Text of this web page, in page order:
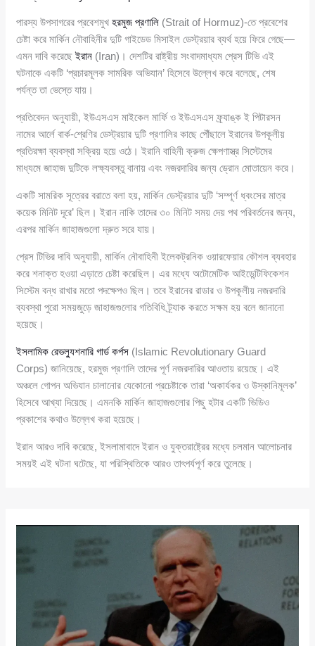
পারস্য উপসাগরের প্রবেশমুখহরমুজ প্রণালি (Strait of Hormuz)-তে প্রবেশের
চেষ্টা করে মার্কিন নৌবাহিনীর দুটি গাইডেড মিসাইল ডেস্ট্রয়ার ব্যর্থ হয়ে ফিরে গেছে—
এমন দাবি করেছেইরান (Iran)। দেশটির রাষ্ট্রীয় সংবাদমাধ্যম প্রেস টিভি এই
ঘটনাকে একটি ‘প্রচারমূলক সামরিক অভিযান’ হিসেবে উল্লেখ করে বলেছে, শেষ
পর্যন্ত তা ভেস্তে যায়।
প্রতিবেদন অনুযায়ী, ইউএসএস মাইকেল মার্ফি ও ইউএসএস ফ্র্যাঙ্ক ই পিটারসন
নামের আর্লে বার্ক-শ্রেণির ডেস্ট্রয়ার দুটি প্রণালির কাছে পৌঁছালে ইরানের উপকূলীয়
প্রতিরক্ষা ব্যবস্থা সক্রিয় হয়ে ওঠে। ইরানি বাহিনী ক্রুজ ক্ষেপণাস্ত্র সিস্টেমের
মাধ্যমে জাহাজ দুটিকে লক্ষ্যবস্তু বানায় এবং নজরদারির জন্য ড্রোন মোতায়েন করে।
একটি সামরিক সূত্রের বরাতে বলা হয়, মার্কিন ডেস্ট্রয়ার দুটি ‘সম্পূর্ণ ধ্বংসের মাত্র
কয়েক মিনিট দূরে’ ছিল। ইরান নাকি তাদের ৩০ মিনিট সময় দেয় পথ পরিবর্তনের জন্য,
এরপর মার্কিন জাহাজগুলো দ্রুত সরে যায়।
প্রেস টিভির দাবি অনুযায়ী, মার্কিন নৌবাহিনী ইলেকট্রনিক ওয়ারফেয়ার কৌশল ব্যবহার
করে শনাক্ত হওয়া এড়াতে চেষ্টা করেছিল। এর মধ্যে অটোমেটিক আইডেন্টিফিকেশন
সিস্টেম বন্ধ রাখার মতো পদক্ষেপও ছিল। তবে ইরানের রাডার ও উপকূলীয় নজরদারি
ব্যবস্থা পুরো সময়জুড়ে জাহাজগুলোর গতিবিধি ট্র্যাক করতে সক্ষম হয় বলে জানানো
হয়েছে।
ইসলামিক রেভল্যুশনারি গার্ড কর্পস (Islamic Revolutionary Guard
Corps) জানিয়েছে, হরমুজ প্রণালি তাদের পূর্ণ নজরদারির আওতায় রয়েছে। এই
অঞ্চলে গোপন অভিযান চালানোর যেকোনো প্রচেষ্টাকে তারা ‘অকার্যকর ও উস্কানিমূলক’
হিসেবে আখ্যা দিয়েছে। এমনকি মার্কিন জাহাজগুলোর পিছু হটার একটি ভিডিও
প্রকাশের কথাও উল্লেখ করা হয়েছে।
ইরান আরও দাবি করেছে, ইসলামাবাদে ইরান ও যুক্তরাষ্ট্রের মধ্যে চলমান আলোচনার
সময়ই এই ঘটনা ঘটেছে, যা পরিস্থিতিকে আরও তাৎপর্যপূর্ণ করে তুলেছে।